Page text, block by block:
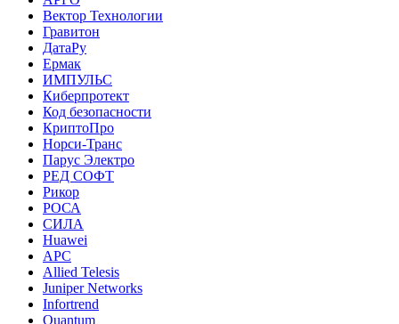
Вектор Технологии
Гравитон
ДатаРу
Ермак
ИМПУЛЬС
Киберпротект
Код безопасности
КриптоПро
Норси-Транс
Парус Электро
РЕД СОФТ
Рикор
РОСА
СИЛА
Huawei
APC
Allied Telesis
Juniper Networks
Infortrend
Quantum